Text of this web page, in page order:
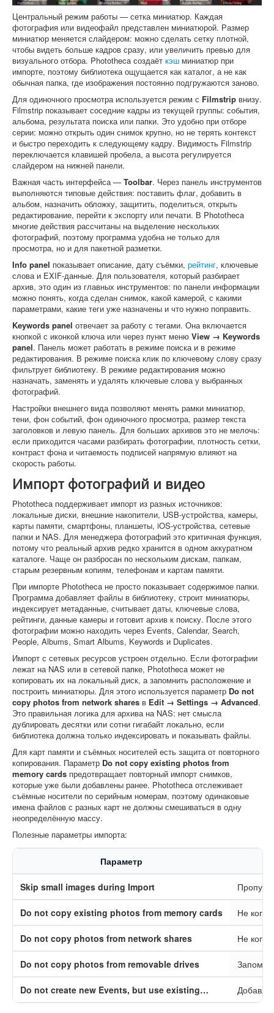
Центральный режим работы — сетка миниатюр. Каждая
фотография или видеофайл представлен миниатюрой. Размер
миниатюр меняется слайдером: можно сделать сетку плотной,
чтобы видеть больше кадров сразу, или увеличить превью для
визуального отбора. Phototheca создаёт кэш миниатюр при
импорте, поэтому библиотека ощущается как каталог, а не как
обычная папка, где изображения постоянно подгружаются заново.
Для одиночного просмотра используется режим с Filmstrip внизу.
Filmstrip показывает соседние кадры из текущей группы: события,
альбома, результата поиска или папки. Это удобно при отборе
серии: можно открыть один снимок крупно, но не терять контекст
и быстро переходить к следующему кадру. Видимость Filmstrip
переключается клавишей пробела, а высота регулируется
слайдером на нижней панели.
Важная часть интерфейса — Toolbar. Через панель инструментов
выполняются типовые действия: поставить флаг, добавить в
альбом, назначить обложку, защитить, поделиться, открыть
редактирование, перейти к экспорту или печати. В Phototheca
многие действия рассчитаны на выделение нескольких
фотографий, поэтому программа удобна не только для
просмотра, но и для пакетной разметки.
Info panel показывает описание, дату съёмки, рейтинг, ключевые
слова и EXIF-данные. Для пользователя, который разбирает
архив, это один из главных инструментов: по панели информации
можно понять, когда сделан снимок, какой камерой, с какими
параметрами, какие теги уже назначены и что нужно поправить.
Keywords panel отвечает за работу с тегами. Она включается
кнопкой с иконкой ключа или через пункт меню View → Keywords
panel. Панель может работать в режиме поиска и в режиме
редактирования. В режиме поиска клик по ключевому слову сразу
фильтрует библиотеку. В режиме редактирования можно
назначать, заменять и удалять ключевые слова у выбранных
фотографий.
Настройки внешнего вида позволяют менять рамки миниатюр,
тени, фон событий, фон одиночного просмотра, размер текста
заголовков и левую панель. Для больших архивов это не мелочь:
если приходится часами разбирать фотографии, плотность сетки,
контраст фона и читаемость подписей напрямую влияют на
скорость работы.
Импорт фотографий и видео
Phototheca поддерживает импорт из разных источников:
локальные диски, внешние накопители, USB-устройства, камеры,
карты памяти, смартфоны, планшеты, iOS-устройства, сетевые
папки и NAS. Для менеджера фотографий это критичная функция,
потому что реальный архив редко хранится в одном аккуратном
каталоге. Чаще он разбросан по нескольким дискам, папкам,
старым резервным копиям, телефонам и картам памяти.
При импорте Phototheca не просто показывает содержимое папки.
Программа добавляет файлы в библиотеку, строит миниатюры,
индексирует метаданные, считывает даты, ключевые слова,
рейтинги, данные камеры и готовит архив к поиску. После этого
фотографии можно находить через Events, Calendar, Search,
People, Albums, Smart Albums, Keywords и Duplicates.
Импорт с сетевых ресурсов устроен отдельно. Если фотографии
лежат на NAS или в сетевой папке, Phototheca может не
копировать их на локальный диск, а запомнить расположение и
построить миниатюры. Для этого используется параметр Do not
copy photos from network shares в Edit → Settings → Advanced.
Это правильная логика для архива на NAS: нет смысла
дублировать десятки или сотни гигабайт локально, если
библиотека должна только индексировать и показывать файлы.
Для карт памяти и съёмных носителей есть защита от повторного
копирования. Параметр Do not copy existing photos from
memory cards предотвращает повторный импорт снимков,
которые уже были добавлены ранее. Phototheca отслеживает
съёмные носители по серийным номерам, поэтому одинаковые
имена файлов с разных карт не должны смешиваться в одну
неопределённую массу.
Полезные параметры импорта:
Параметр
Skip small images during Import
Do not copy existing photos from memory cards Не
Do not copy photos from network shares Не
Do not copy photos from removable drives
Do not create new Events, but use existing…